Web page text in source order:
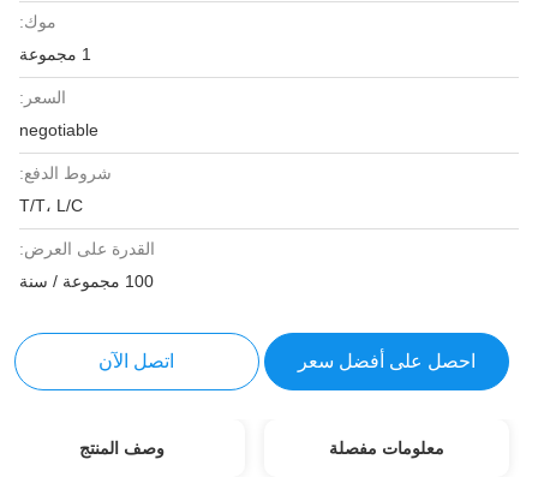
موك:
السعر:
negotiable
شروط الدفع:
T/T، L/C
القدرة على العرض:
100 مجموعة / سنة
احصل على أفضل سعر اتصل الآن
معلومات مفصلة وصف المنتج